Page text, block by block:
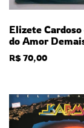
Elizete Cardoso
do Amor
R$70,00